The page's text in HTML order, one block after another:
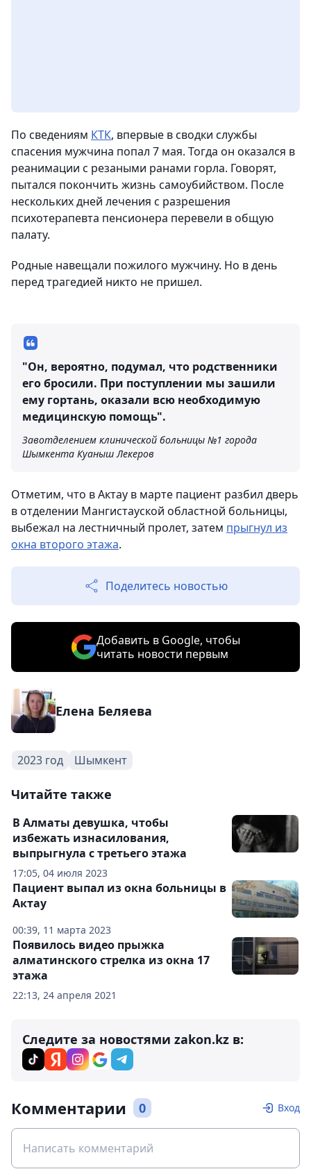
По сведениям КТК, впервые в сводки службы
спасения мужчина попал 7 мая. Тогда он оказался в
реанимации с резаными ранами горла. Говорят,
пытался покончить жизнь самоубийством. После
нескольких дней лечения с разрешения
психотерапевта пенсионера перевели в общую
палату.
Родные навещали пожилого мужчину. Но в день
перед трагедией никто не пришел.
"Он, вероятно, подумал, что родственники
его бросили. При поступлении мы зашили
ему гортань, оказали всю необходимую
медицинскую помощь".
Завотделением клинической больницы №1 города
Шымкента Куаныш Лекеров
Отметим, что в Актау в марте пациент разбил дверь
в отделении Мангистауской областной больницы,
выбежал на лестничный пролет, затем прыгнул из
окна второго этажа.
Поделитесь новостью
Добавить в Google, чтобы
читать новости первым
Елена Беляева
2023 год Шымкент
Читайте также
17:05, 04 июля 2023
В Алматы девушка, чтобы
избежать изнасилования,
выпрыгнула с третьего этажа
00:39, 11 марта 2023
Пациент выпал из окна больницы в
Актау
22:13, 24 апреля 2021
Появилось видео прыжка
алматинского стрелка из окна 17
этажа
Следите за новостями zakon.kz в:
Комментарии 0 Вход